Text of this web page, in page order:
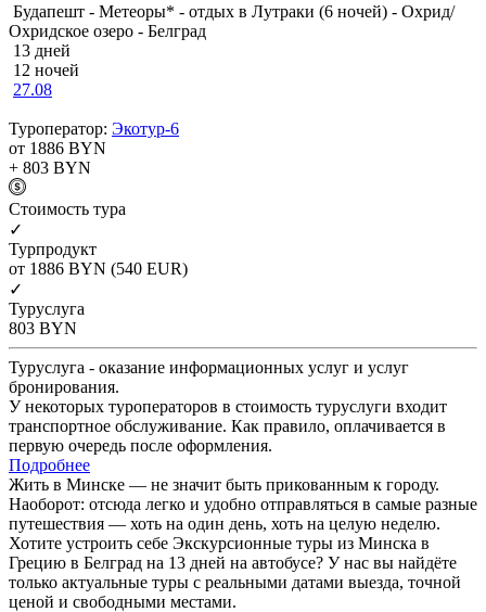
Будапешт - Метеоры* - отдых в Лутраки (6 ночей) - Охрид/
Охридское озеро - Белград
13 дней
12 ночей
27.08
Туроператор: Экотур-6
от 1886 BYN
+ 803 BYN
Cтоимость тура
✓
Турпродукт
от 1886 BYN (540 EUR)
✓
Туруслуга
803 BYN
Туруслуга - оказание информационных услуг и услуг
бронирования.
У некоторых туроператоров в стоимость туруслуги входит
транспортное обслуживание. Как правило, оплачивается в
первую очередь после оформления.
Подробнее
Жить в Минске — не значит быть прикованным к городу.
Наоборот: отсюда легко и удобно отправляться в самые разные
путешествия — хоть на один день, хоть на целую неделю.
Хотите устроить себе Экскурсионные туры из Минска в
Грецию в Белград на 13 дней на автобусе? У нас вы найдёте
только актуальные туры с реальными датами выезда, точной
ценой и свободными местами.